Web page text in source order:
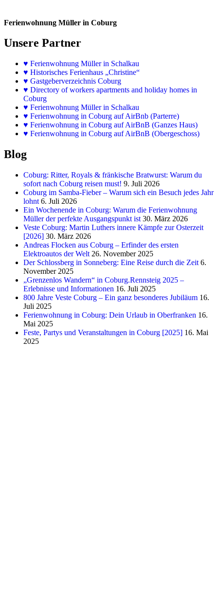
Ferienwohnung Müller in Coburg
Unsere Partner
♥ Ferienwohnung Müller in Schalkau
♥ Historisches Ferienhaus „Christine“
♥ Gastgeberverzeichnis Coburg
♥ Directory of workers apartments and holiday homes in
Coburg
♥ Ferienwohnung Müller in Schalkau
♥ Ferienwohnung in Coburg auf AirBnb (Parterre)
♥ Ferienwohnung in Coburg auf AirBnB (Ganzes Haus)
♥ Ferienwohnung in Coburg auf AirBnB (Obergeschoss)
Blog
Coburg: Ritter, Royals & fränkische Bratwurst: Warum du
sofort nach Coburg reisen must! 9. Juli 2026
Coburg im Samba-Fieber – Warum sich ein Besuch jedes Jahr
lohnt 6. Juli 2026
Ein Wochenende in Coburg: Warum die Ferienwohnung
Müller der perfekte Ausgangspunkt ist 30. März 2026
Veste Coburg: Martin Luthers innere Kämpfe zur Osterzeit
[2026] 30. März 2026
Andreas Flocken aus Coburg – Erfinder des ersten
Elektroautos der Welt 26. November 2025
Der Schlossberg in Sonneberg: Eine Reise durch die Zeit 6.
November 2025
„Grenzenlos Wandern“ in Coburg.Rennsteig 2025 –
Erlebnisse und Informationen 16. Juli 2025
800 Jahre Veste Coburg – Ein ganz besonderes Jubiläum 16.
Juli 2025
Ferienwohnung in Coburg: Dein Urlaub in Oberfranken 16.
Mai 2025
Feste, Partys und Veranstaltungen in Coburg [2025] 16. Mai
2025